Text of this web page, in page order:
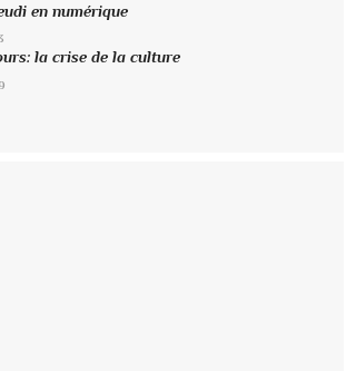
en numérique
la crise de la culture